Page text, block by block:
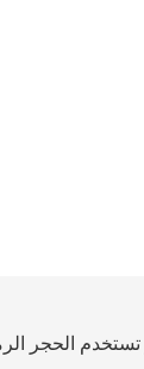
الحجر